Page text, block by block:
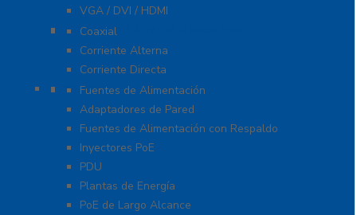
VGA / DVI / HDMI
Protección Contra Descargas
Coaxial
Corriente Alterna
Corriente Directa
Energía
Fuentes de Alimentación
Adaptadores de Pared
Fuentes de Alimentación con Respaldo
Inyectores PoE
PDU
Plantas de Energía
PoE de Largo Alcance